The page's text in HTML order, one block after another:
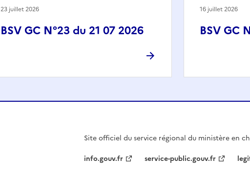
BSV GC N°23 du 21 07 2026
23 juillet 2026
BSV GC
16 juillet 2026
Site officiel du service régional du ministère en
info.gouv.fr
service-public.gouv.fr